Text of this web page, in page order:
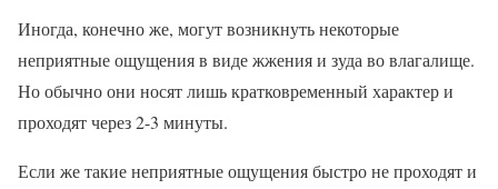
Иногда, конечно же, могут возникнуть некоторые
неприятные ощущения в виде жжения и зуда во влагалище.
Но обычно они носят лишь кратковременный характер и
проходят через 2-3 минуты.
Если же такие неприятные ощущения быстро не проходят и